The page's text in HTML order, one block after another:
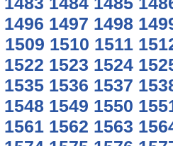
1496 1497 1498
1509 1510 1511
1522 1523 1524
1535 1536 1537
1548 1549 1550
1561 1562 1563